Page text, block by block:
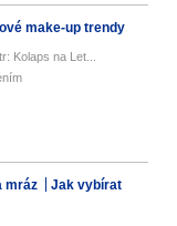
make-up trendy
Kolaps na Let...
mráz
Jak vybírat